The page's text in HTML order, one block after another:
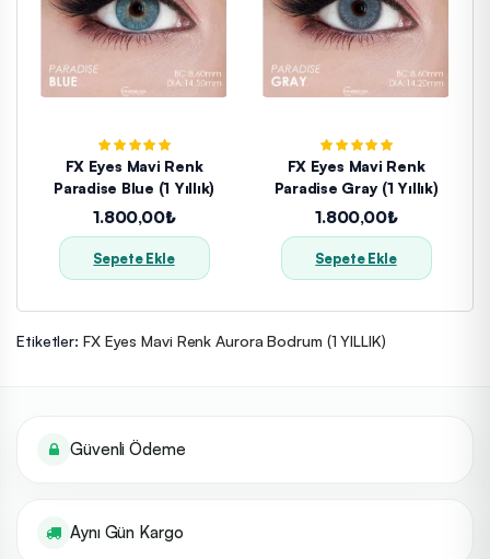
FX Eyes Mavi Renk
Paradise Blue (1 Yıllık)
1.800,00₺
Sepete Ekle
FX Eyes Mavi Renk
Paradise Gray (1 Yıllık)
1.800,00₺
Sepete Ekle
Etiketler: FX Eyes Mavi Renk Aurora Bodrum (1 YILLIK)
Güvenli Ödeme
Aynı Gün Kargo